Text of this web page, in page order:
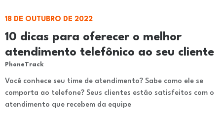
10 dicas para oferecer o melhor
atendimento telefônico ao seu cliente
PhoneTrack
18 DE OUTUBRO DE 2022
Você conhece seu time de atendimento? Sabe como ele se
comporta ao telefone? Seus clientes estão satisfeitos com o
atendimento que recebem da equipe